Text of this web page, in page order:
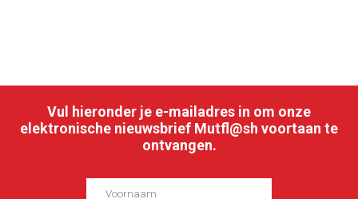
Vul hieronder je e-mailadres in om onze
elektronische nieuwsbrief Mutfl@sh voortaan te
ontvangen.